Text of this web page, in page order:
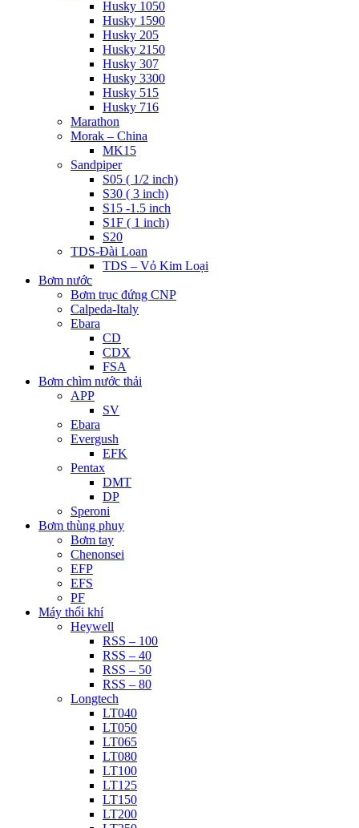
Husky 1050
Husky 1590
Husky 205
Husky 2150
Husky 307
Husky 3300
Husky 515
Husky 716
Marathon
Morak – China
MK15
Sandpiper
S05 ( 1/2 inch)
S30 ( 3 inch)
S15 -1.5 inch
S1F ( 1 inch)
S20
TDS-Đài Loan
TDS – Vỏ Kim Loại
Bơm nước
Bơm trục đứng CNP
Calpeda-Italy
Ebara
CD
CDX
FSA
Bơm chìm nước thải
APP
SV
Ebara
Evergush
EFK
Pentax
DMT
DP
Speroni
Bơm thùng phuy
Bơm tay
Chenonsei
EFP
EFS
PF
Máy thổi khí
Heywell
RSS – 100
RSS – 40
RSS – 50
RSS – 80
Longtech
LT040
LT050
LT065
LT080
LT100
LT125
LT150
LT200